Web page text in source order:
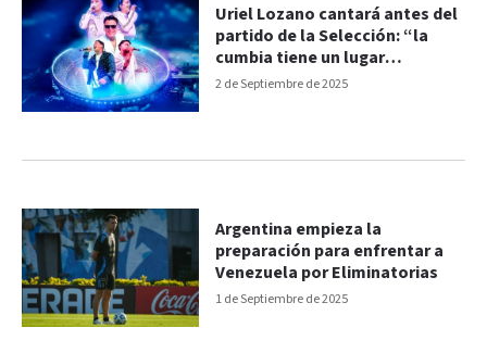
2 de Septiembre de 2025
Uriel Lozano cantará antes del
partido de la Selección: “la
cumbia tiene un lugar
importante”
1 de Septiembre de 2025
Argentina empieza la
preparación para enfrentar a
Venezuela por Eliminatorias